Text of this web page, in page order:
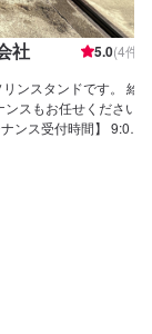
社 5.0(4件)
ンスタンドです。 給
スもお任せください
いただき、スタッフ